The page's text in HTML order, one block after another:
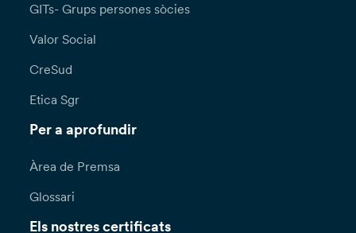
GITs- Grups persones sòcies
Valor Social
CreSud
Etica Sgr
Per a aprofundir
Àrea de Premsa
Glossari
Els nostres certificats